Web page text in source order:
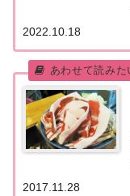
2022.10.18
2017.11.28